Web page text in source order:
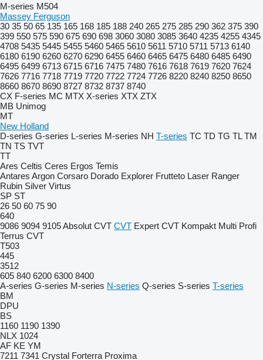
M-series M504
Massey Ferguson
30 35 50 65 135 165 168 185 188 240 265 275 285 290 362 375 390
399 550 575 590 675 690 698 3060 3080 3085 3640 4235 4255 4345
4708 5435 5445 5455 5460 5465 5610 5611 5710 5711 5713 6140
6180 6190 6260 6270 6290 6455 6460 6465 6475 6480 6485 6490
6495 6499 6713 6715 6716 7475 7480 7616 7618 7619 7620 7624
7626 7716 7718 7719 7720 7722 7724 7726 8220 8240 8250 8650
8660 8670 8690 8727 8732 8737 8740
CX F-series MC MTX X-series XTX ZTX
MB Unimog
MT
New Holland
D-series G-series L-series M-series NH T-series TC TD TG TL TM
TN TS TVT
TT
Ares Celtis Ceres Ergos Temis
Antares Argon Corsaro Dorado Explorer Frutteto Laser Ranger
Rubin Silver Virtus
SP ST
26 50 60 75 90
640
9086 9094 9105Absolut CVT CVT Expert CVT Kompakt Multi Profi
Terrus CVT
T503
445
3512
605 840 6200 6300 8400
A-series G-series M-series N-series Q-series S-series T-series
BM
DPU
BS
1160 1190 1390
NLX 1024
AF KE YM
7211 7341 Crystal Forterra Proxima